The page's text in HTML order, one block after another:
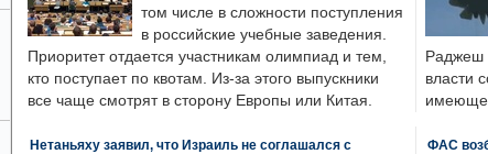
том числе в сложности поступления
в российские учебные заведения.
Приоритет отдается участникам олимпиад и тем,
кто поступает по квотам. Из-за этого выпускники
все чаще смотрят в сторону Европы или Китая.
Раджеш
власти
Нетаньяху заявил, что Израиль не соглашался с
ФАС